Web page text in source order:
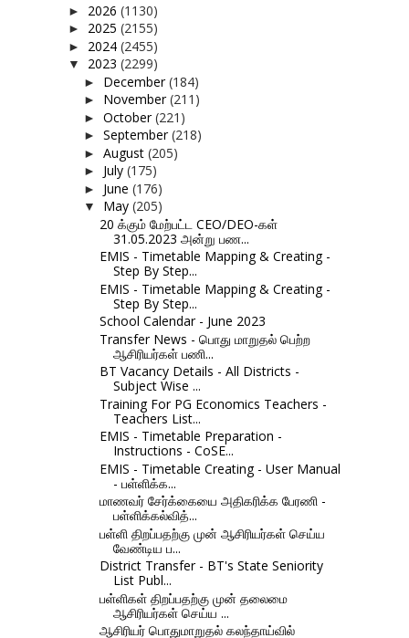
► 2026 (1130)
► 2025 (2155)
► 2024 (2455)
▼ 2023 (2299)
► December(184)
► November(211)
► October(221)
► September(218)
► August (205)
► July (175)
► June (176)
▼ May (205)
20 க்கும் மேற்பட்ட CEO/DEO-கள்
31.05.2023 அன்று பண...
EMIS - Timetable Mapping & Creating -
Step By Step...
EMIS - Timetable Mapping & Creating -
Step By Step...
School Calendar - June 2023
Transfer News - பொது மாறுதல் பெற்ற
ஆசிரியர்கள் பணி...
BT Vacancy Details - All Districts -
Subject Wise ...
Training For PG Economics Teachers -
Teachers List...
EMIS - Timetable Preparation -
Instructions - CoSE...
EMIS - Timetable Creating - User Manual
- பள்ளிக்க...
மாணவர் சேர்க்கையை அதிகரிக்க பேரணி -
பள்ளிக்கல்வித்...
பள்ளி திறப்பதற்கு முன் ஆசிரியர்கள் செய்ய
வேண்டிய ப...
District Transfer - BT's State Seniority
List Publ...
பள்ளிகள் திறப்பதற்கு முன் தலைமை
ஆசிரியர்கள் செய்ய ...
ஆசிரியர் பொதுமாறுதல் கலந்தாய்வில்